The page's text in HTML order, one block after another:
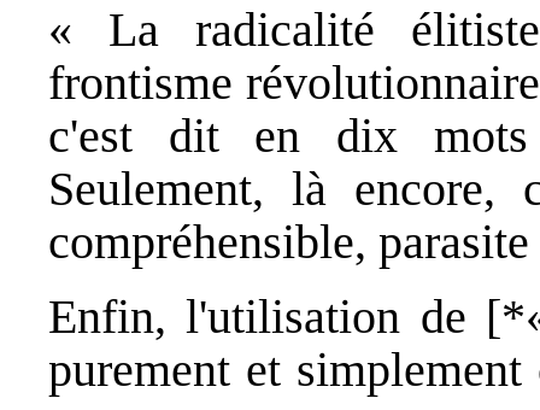
« La radicalité
frontisme
c'est dit en dix mots
Seulement, là encore,
compréhensible,
Enfin, l'utilisation de
purement et